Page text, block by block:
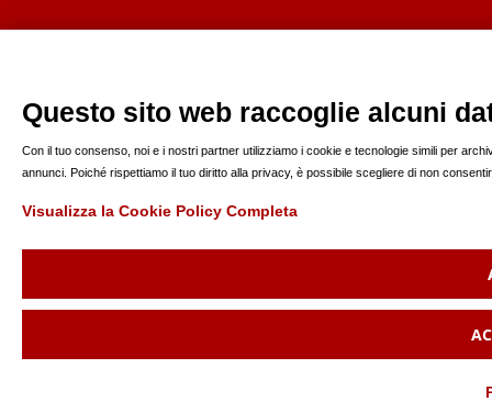
Questo sito web raccoglie alcuni
Con il tuo consenso, noi e i nostri partner utilizziamo i cookie e tecnologie simili per
annunci. Poiché rispettiamo il tuo diritto alla privacy, è possibile scegliere di non
Visualizza la Cookie Policy Completa